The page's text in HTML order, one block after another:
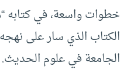
خطوات واسعة، في كتابه
الكتاب الذي سار على
الجامعة في علوم الحديث.